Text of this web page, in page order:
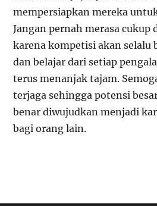
mempersiapkan mereka
Jangan pernah merasa cukup
karena kompetisi akan selalu
dan belajar dari setiap
terus menanjak tajam.
terjaga sehingga potensi
benar diwujudkan menjadi
bagi orang lain.